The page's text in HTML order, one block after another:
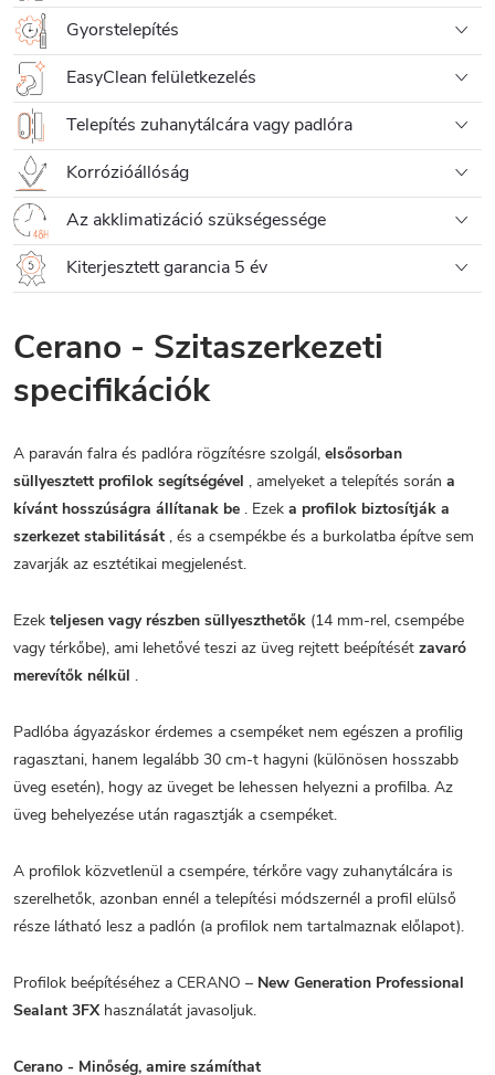
Gyorstelepítés
EasyClean felületkezelés
Telepítés zuhanytálcára vagy padlóra
Korrózióállóság
Az akklimatizáció szükségessége
Kiterjesztett garancia 5 év
Cerano - Szitaszerkezeti
specifikációk
A paraván falra és padlóra rögzítésre szolgál, elsősorban
süllyesztett profilok segítségével , amelyeket a telepítés során a
kívánt hosszúságra állítanak be . Ezek a profilok biztosítják a
szerkezet stabilitását , és a csempékbe és a burkolatba építve sem
zavarják az esztétikai megjelenést.
Ezek teljesen vagy részben süllyeszthetők (14 mm-rel, csempébe
vagy térkőbe), ami lehetővé teszi az üveg rejtett beépítését zavaró
merevítők nélkül .
Padlóba ágyazáskor érdemes a csempéket nem egészen a profilig
ragasztani, hanem legalább 30 cm-t hagyni (különösen hosszabb
üveg esetén), hogy az üveget be lehessen helyezni a profilba. Az
üveg behelyezése után ragasztják a csempéket.
A profilok közvetlenül a csempére, térkőre vagy zuhanytálcára is
szerelhetők, azonban ennél a telepítési módszernél a profil elülső
része látható lesz a padlón (a profilok nem tartalmaznak előlapot).
Profilok beépítéséhez a CERANO – New Generation Professional
Sealant 3FXhasználatát javasoljuk.
Cerano - Minőség, amire számíthat